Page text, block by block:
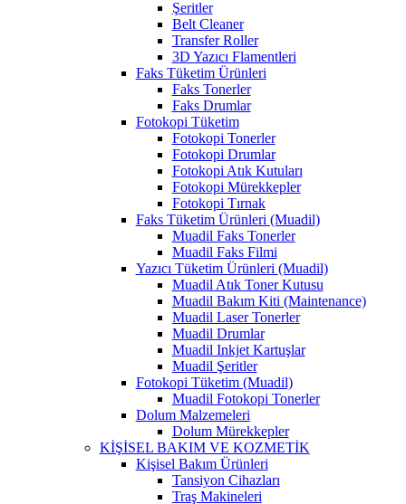
Şeritler
Belt Cleaner
Transfer Roller
3D Yazıcı Flamentleri
Faks Tüketim Ürünleri
Faks Tonerler
Faks Drumlar
Fotokopi Tüketim
Fotokopi Tonerler
Fotokopi Drumlar
Fotokopi Atık Kutuları
Fotokopi Mürekkepler
Fotokopi Tırnak
Faks Tüketim Ürünleri (Muadil)
Muadil Faks Tonerler
Muadil Faks Filmi
Yazıcı Tüketim Ürünleri (Muadil)
Muadil Atık Toner Kutusu
Muadil Bakım Kiti (Maintenance)
Muadil Laser Tonerler
Muadil Drumlar
Muadil Inkjet Kartuşlar
Muadil Şeritler
Fotokopi Tüketim (Muadil)
Muadil Fotokopi Tonerler
Dolum Malzemeleri
Dolum Mürekkepler
KİŞİSEL BAKIM VE KOZMETİK
Kişisel Bakım Ürünleri
Tansiyon Cihazları
Traş Makineleri